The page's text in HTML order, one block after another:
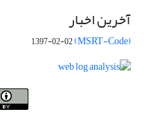
آخرین اخبار
(MSRT-Code)
1397-02-02